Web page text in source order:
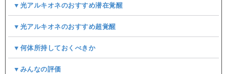
▼光アルキオネのおすすめ潜在覚醒
▼光アルキオネのおすすめ超覚醒
▼何体所持しておくべきか
▼みんなの評価